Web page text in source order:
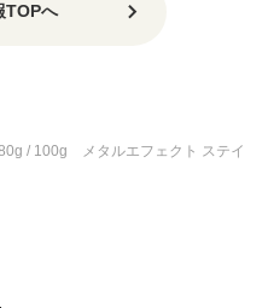
TOPへ
/ 100g メタルエフェクト ステイ